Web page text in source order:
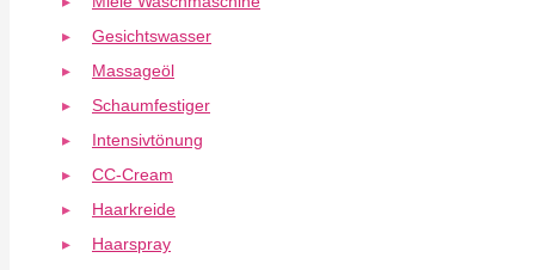
Gesichtswasser
Massageöl
Schaumfestiger
Intensivtönung
CC-Cream
Haarkreide
Haarspray